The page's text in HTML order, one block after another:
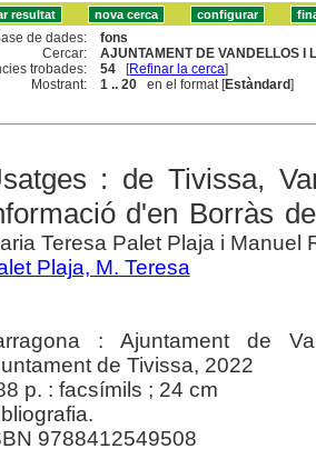
de dades:
fons
Cercar:
AJUNTAMENT DE VANDELLOS I
trobades:
54 [Refinar la cerca]
Mostrant:
1 .. 20 en el format [Estàndard]
: de Tivissa,
d'en Borràs
Teresa Palet Plaja i Manuel
Plaja, M. Teresa
: Ajuntament de
de Tivissa, 2022
p. : facsímils ; 24 cm
9788412549508